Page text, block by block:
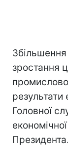
зростання
Головної